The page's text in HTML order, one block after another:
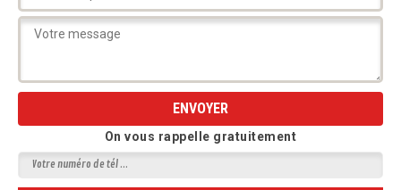
On vous rappelle gratuitement